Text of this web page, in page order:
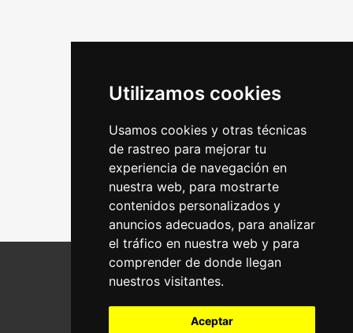
Utilizamos cookies
Usamos cookies y otras técnicas
de rastreo para mejorar tu
experiencia de navegación en
nuestra web, para mostrarte
contenidos personalizados y
anuncios adecuados, para analizar
el tráfico en nuestra web y para
comprender de donde llegan
nuestros visitantes.
Aceptar
RG GESTIÓN Y ENERGÍA,S.L.U.